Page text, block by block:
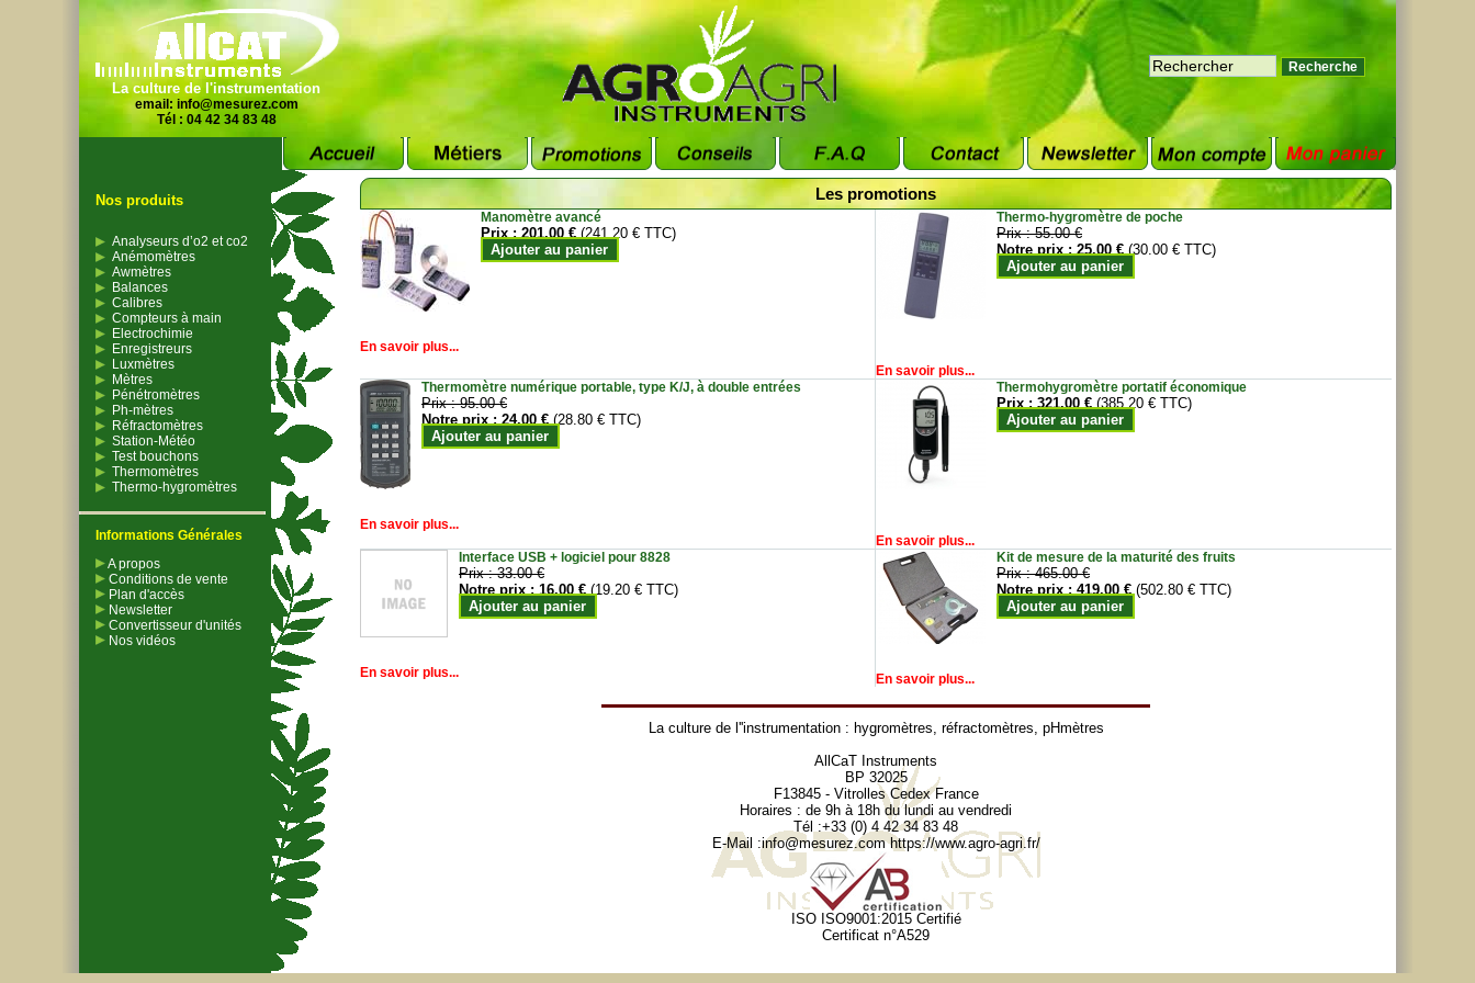
La culture de l'instrumentation
email: info@mesurez.com
Tél : 04 42 34 83 48
Nos produits
Analyseurs d’o2 et co2
Anémomètres
Awmètres
Balances
Calibres
Compteurs à main
Electrochimie
Enregistreurs
Luxmètres
Mètres
Pénétromètres
Ph-mètres
Réfractomètres
Station-Météo
Test bouchons
Thermomètres
Thermo-hygromètres
Informations Générales
A propos
Conditions de vente
Plan d'accès
Newsletter
Convertisseur d'unités
Nos vidéos
Les promotions
Manomètre avancé
Prix :201.00 € (241.20 € TTC)
Ajouter au panier
En savoir plus...
Thermo-hygromètre de poche
Prix :55.00 €
Notre prix :25.00 € (30.00 € TTC)
Ajouter au panier
En savoir plus...
Thermomètre numérique portable, type K/J, à double entrées
Prix :95.00 €
Notre prix :24.00 € (28.80 € TTC)
Ajouter au panier
En savoir plus...
Thermohygromètre portatif économique
Prix :321.00 € (385.20 € TTC)
Ajouter au panier
En savoir plus...
Interface USB + logiciel pour 8828
Prix :33.00 €
Notre prix :16.00 € (19.20 € TTC)
Ajouter au panier
En savoir plus...
Kit de mesure de la maturité des fruits
Prix :465.00 €
Notre prix :419.00 € (502.80 € TTC)
Ajouter au panier
En savoir plus...
La culture de l''instrumentation : hygromètres, réfractomètres, pHmètres
AllCaT Instruments
BP 32025
F13845 - Vitrolles Cedex France
Horaires : de 9h à 18h du lundi au vendredi
Tél :+33 (0) 4 42 34 83 48
E-Mail :info@mesurez.com https://www.agro-agri.fr/
ISO ISO9001:2015 Certifié
Certificat n°A529